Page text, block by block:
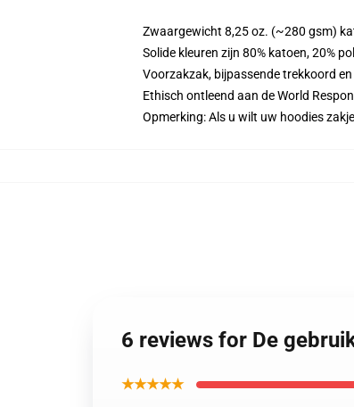
Zwaargewicht 8,25 oz. (~280 gsm)
Solide kleuren zijn 80% katoen, 20%
Voorzakzak, bijpassende trekkoord
Ethisch ontleend aan de World
Opmerking: Als u wilt uw hoodies
6 reviews for De
★★★★★